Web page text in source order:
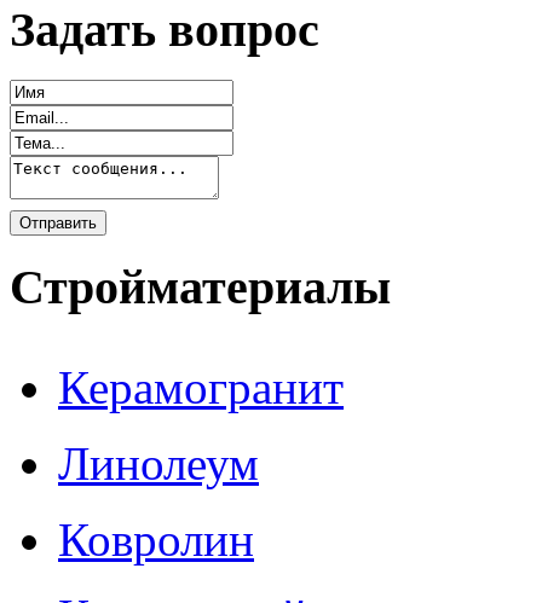
Задать вопрос
Стройматериалы
Керамогранит
Линолеум
Ковролин